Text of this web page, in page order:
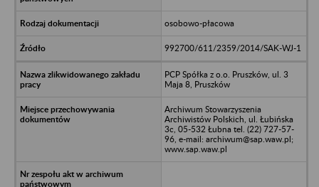
osobowo-płacowa
992700/611/2359/2014/SAK-WJ-1
PCP Spółka z o.o. Pruszków, ul. 3
Maja 8, Pruszków
Archiwum Stowarzyszenia
Archiwistów Polskich, ul. Łubińska
3c, 05-532 Łubna tel. (22) 727-57-
96, e-mail: archiwum@sap.waw.pl;
www.sap.waw.pl